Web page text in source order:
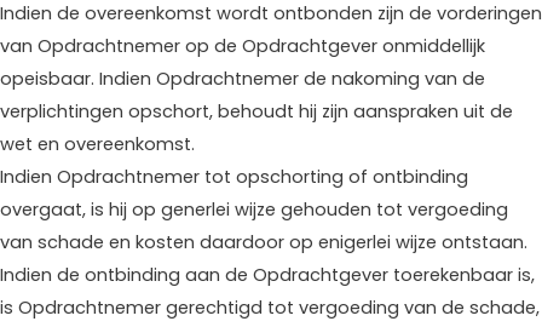
Indien de overeenkomst wordt ontbonden zijn de vorderingen
van Opdrachtnemer op de Opdrachtgever onmiddellijk
opeisbaar. Indien Opdrachtnemer de nakoming van de
verplichtingen opschort, behoudt hij zijn aanspraken uit de
wet en overeenkomst.
Indien Opdrachtnemer tot opschorting of ontbinding
overgaat, is hij op generlei wijze gehouden tot vergoeding
van schade en kosten daardoor op enigerlei wijze ontstaan.
Indien de ontbinding aan de Opdrachtgever toerekenbaar is,
is Opdrachtnemer gerechtigd tot vergoeding van de schade,